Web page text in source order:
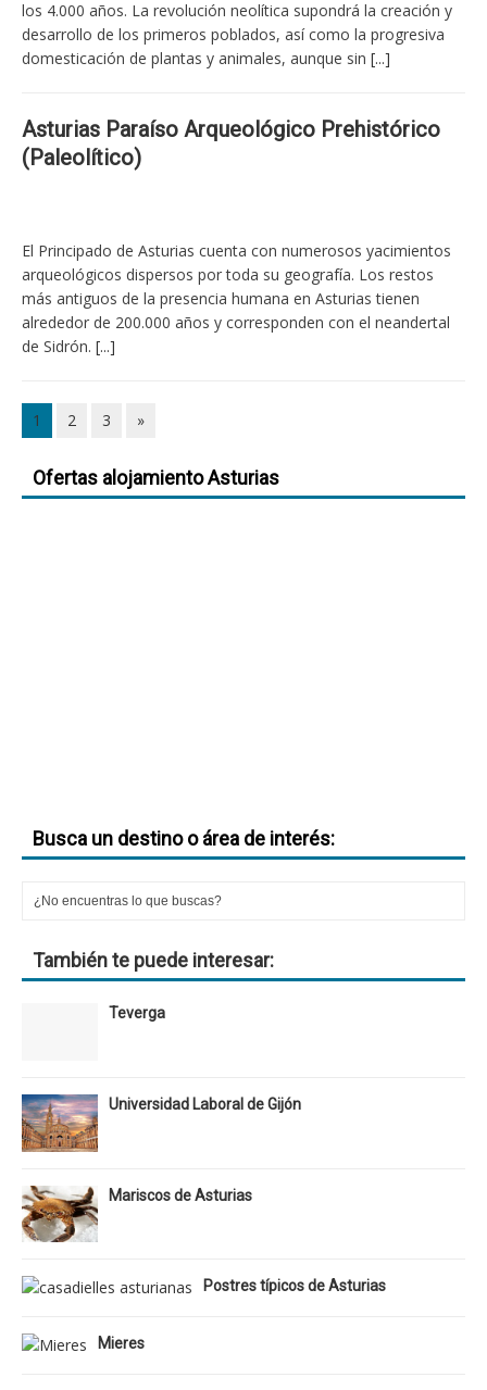
los 4.000 años. La revolución neolítica supondrá la creación y
desarrollo de los primeros poblados, así como la progresiva
domesticación de plantas y animales, aunque sin [...]
Asturias Paraíso Arqueológico Prehistórico
(Paleolítico)
El Principado de Asturias cuenta con numerosos yacimientos
arqueológicos dispersos por toda su geografía. Los restos
más antiguos de la presencia humana en Asturias tienen
alrededor de 200.000 años y corresponden con el neandertal
de Sidrón. [...]
1 2 3 »
Ofertas alojamiento Asturias
Busca un destino o área de interés:
También te puede interesar:
Teverga
Universidad Laboral de Gijón
Mariscos de Asturias
Postres típicos de Asturias
Mieres